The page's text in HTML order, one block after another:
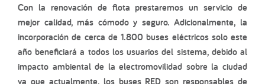
Con la renovación de flota prestaremos un servicio de
mejor calidad, más cómodo y seguro. Adicionalmente, la
incorporación de cerca de 1.800 buses eléctricos solo este
año beneficiará a todos los usuarios del sistema, debido al
impacto ambiental de la electromovilidad sobre la ciudad
ya que actualmente, los buses RED son responsables de